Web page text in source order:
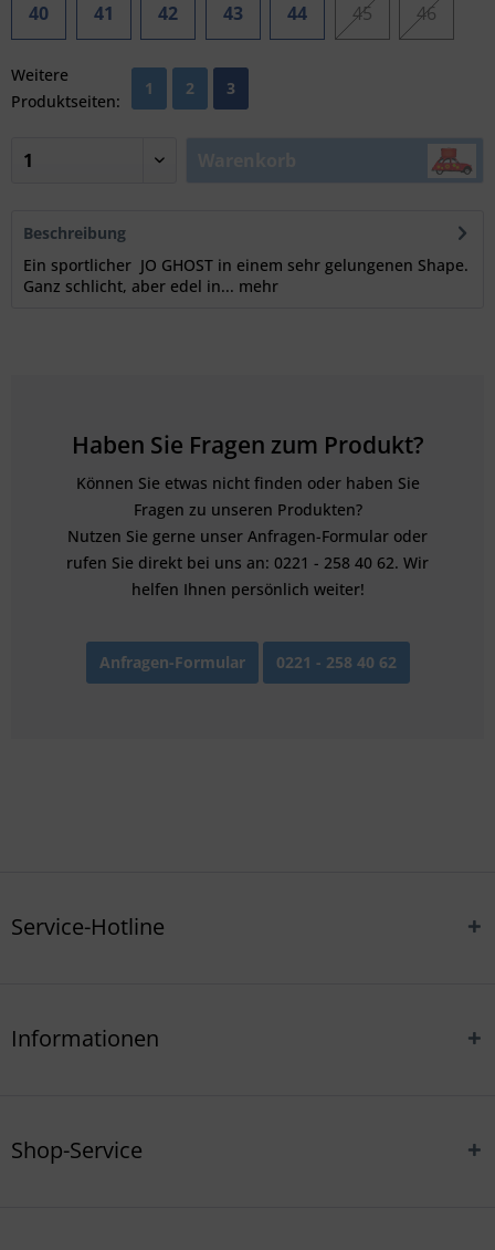
40
41 42 43 44 45 46
Weitere
Produktseiten:
1 2 3
Beschreibung
Ein sportlicher JO GHOST in einem sehr gelungenen Shape.
Ganz schlicht, aber edel in... mehr
Haben Sie Fragen zum Produkt?
Können Sie etwas nicht finden oder haben Sie
Fragen zu unseren Produkten?
Nutzen Sie gerne unser Anfragen-Formular oder
rufen Sie direkt bei uns an: 0221 - 258 40 62. Wir
helfen Ihnen persönlich weiter!
Anfragen-Formular 0221 - 258 40 62
Service-Hotline
Informationen
Shop-Service